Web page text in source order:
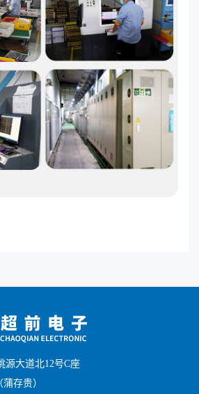
源大道北12号C座
存贵）